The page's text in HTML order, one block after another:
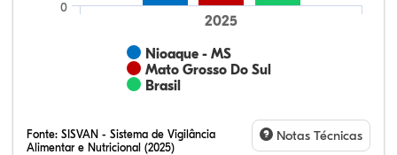
Nioaque - MS
Mato Grosso Do Sul
Brasil
2025
0
Fonte: SISVAN - Sistema de Vigilância
Alimentar e Nutricional (2025)
Notas Técnicas